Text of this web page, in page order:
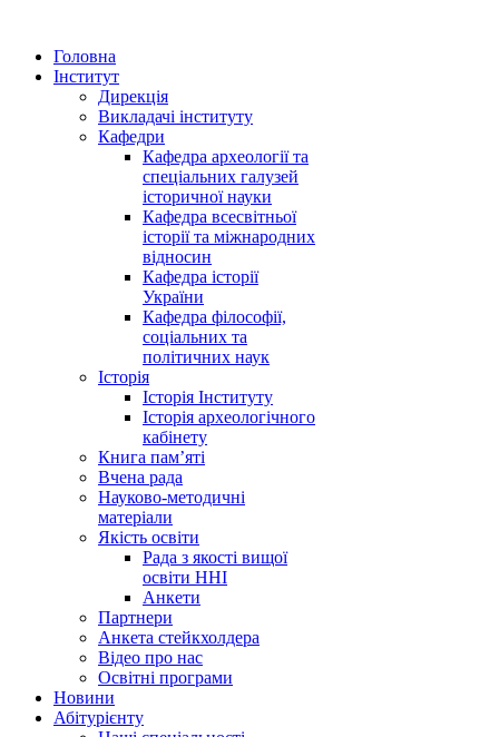
Головна
Інститут
Дирекція
Викладачі інституту
Кафедри
Кафедра археології та
спеціальних галузей
історичної науки
Кафедра всесвітньої
історії та міжнародних
відносин
Кафедра історії
України
Кафедра філософії,
соціальних та
політичних наук
Історія
Історія Інституту
Історія археологічного
кабінету
Книга памʼяті
Вчена рада
Науково-методичні
матеріали
Якість освіти
Рада з якості вищої
освіти ННІ
Анкети
Партнери
Анкета стейкхолдера
Відео про нас
Освітні програми
Hовини
Абітурієнту